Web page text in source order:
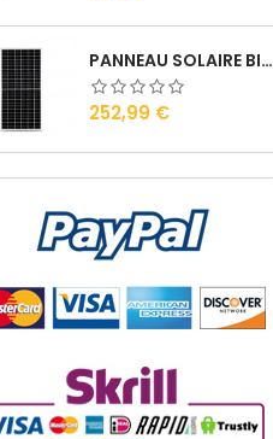
PANNEAU SOLAIRE BISOL DUPLEX 410 WC MONO
Prix
252,99 €